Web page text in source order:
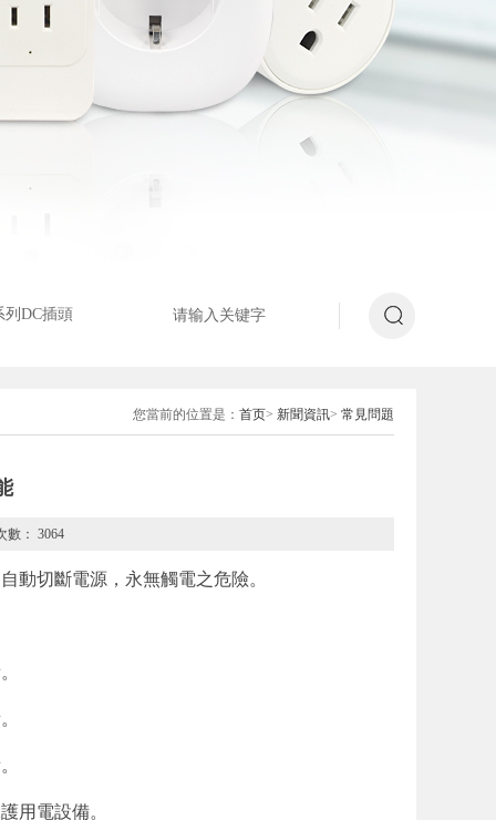
列DC插頭
您當前的位置是： 首页> 新聞資訊> 常見問題
數： 3064
動切斷電源，永無觸電之危險。
用電設備。